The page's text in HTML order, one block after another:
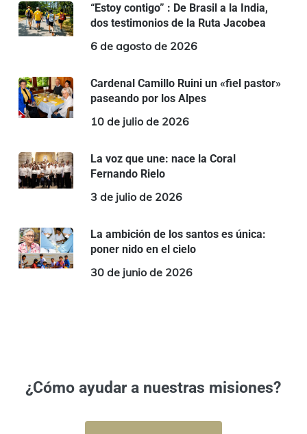
“Estoy contigo” : De Brasil a la India,
dos testimonios de la Ruta Jacobea
6 de agosto de 2026
Cardenal Camillo Ruini un «fiel pastor»
paseando por los Alpes
10 de julio de 2026
La voz que une: nace la Coral
Fernando Rielo
3 de julio de 2026
La ambición de los santos es única:
poner nido en el cielo
30 de junio de 2026
¿Cómo ayudar a nuestras misiones?